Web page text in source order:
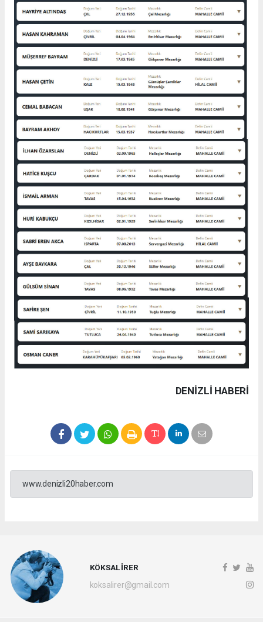
DENIZLI HABERİ
www.denizli20haber.com
KÖKSAL İRER
koksalirer@gmail.com